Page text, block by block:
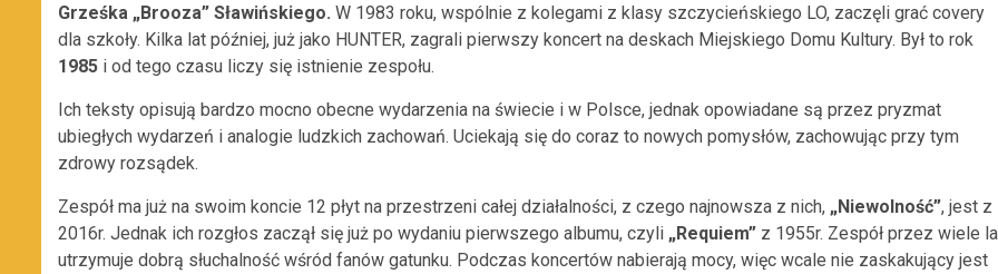
Grześka „Brooza” Sławińskiego. W 1983 roku, wspólnie z kolegami z klasy szczycieńskiego LO, zaczęli grać covery
dla szkoły. Kilka lat później, już jako HUNTER, zagrali pierwszy koncert na deskach Miejskiego Domu Kultury. Był to rok
1985 i od tego czasu liczy się istnienie zespołu.
Ich teksty opisują bardzo mocno obecne wydarzenia na świecie i w Polsce, jednak opowiadane są przez pryzmat
ubiegłych wydarzeń i analogie ludzkich zachowań. Uciekają się do coraz to nowych pomysłów, zachowując przy tym
zdrowy rozsądek.
Zespół ma już na swoim koncie 12 płyt na przestrzeni całej działalności, z czego najnowsza z nich, „Niewolność”, jest z
2016r. Jednak ich rozgłos zaczął się już po wydaniu pierwszego albumu, czyli „Requiem” z 1955r. Zespół przez wiele
utrzymuje dobrą słuchalność wśród fanów gatunku. Podczas koncertów nabierają mocy, więc wcale nie zaskakujący jest